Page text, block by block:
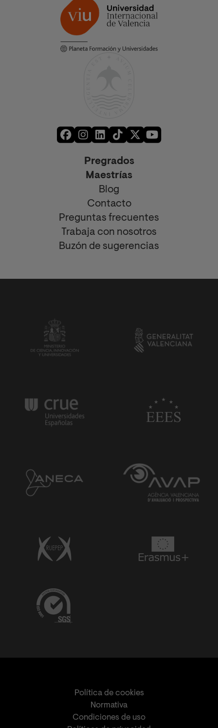
Pregrados
Maestrías
Blog
Contacto
Preguntas frecuentes
Trabaja con nosotros
Buzón de sugerencias
Política de cookies
Normativa
Condiciones de uso